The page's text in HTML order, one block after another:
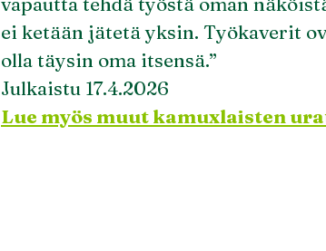
ei ketään jätetä yksin. Työkaverit
olla täysin oma itsensä.”
Julkaistu 17.4.2026
Lue myös muut kamuxlaisten